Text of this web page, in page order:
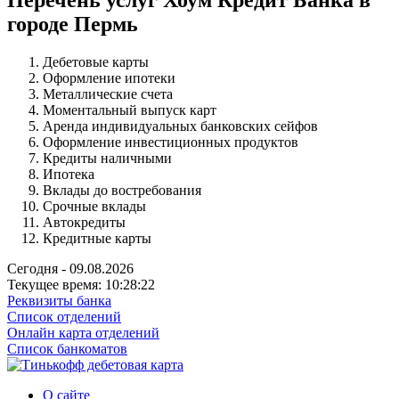
городе Пермь
Дебетовые карты
Оформление ипотеки
Металлические счета
Моментальный выпуск карт
Аренда индивидуальных банковских сейфов
Оформление инвестиционных продуктов
Кредиты наличными
Ипотека
Вклады до востребования
Срочные вклады
Автокредиты
Кредитные карты
Сегодня - 09.08.2026
Текущее время: 10:28:22
Реквизиты банка
Список отделений
Онлайн карта отделений
Список банкоматов
О сайте